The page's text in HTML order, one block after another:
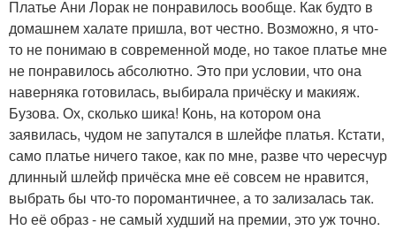
Платье Ани Лорак не понравилось вообще. Как будто в
домашнем халате пришла, вот честно. Возможно, я что-
то не понимаю в современной моде, но такое платье мне
не понравилось абсолютно. Это при условии, что она
наверняка готовилась, выбирала причёску и макияж.
Бузова. Ох, сколько шика! Конь, на котором она
заявилась, чудом не запутался в шлейфе платья. Кстати,
само платье ничего такое, как по мне, разве что чересчур
длинный шлейф причёска мне её совсем не нравится,
выбрать бы что-то поромантичнее, а то зализалась так.
Но её образ - не самый худший на премии, это уж точно.